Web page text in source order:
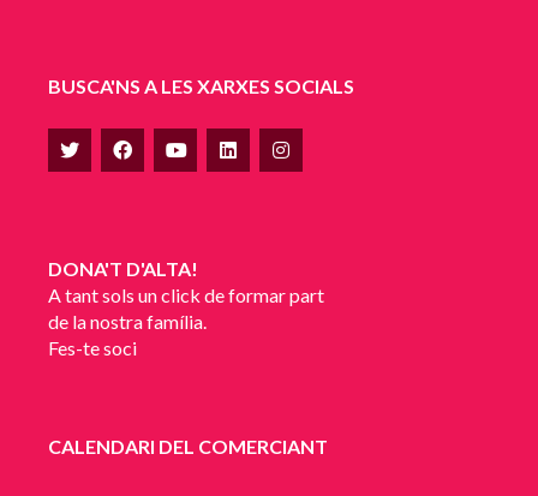
BUSCA'NS A LES XARXES SOCIALS
DONA'T D'ALTA!
A tant sols un click de formar part
de la nostra família.
Fes-te soci
CALENDARI DEL COMERCIANT